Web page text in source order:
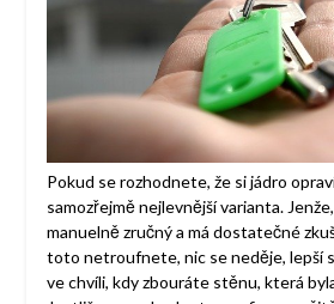
Pokud se rozhodnete, že si jádro
samozřejmě nejlevnější varianta.
manuelně zručný a má dostatečné
toto netroufnete, nic se neděje, lepší
ve chvíli, kdy zbouráte stěnu, která